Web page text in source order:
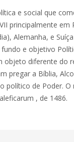
e social que
principalmente em
Alemanha, e
e objetivo
objeto diferente do
pregar a Bíblia,
político de Poder. O
, de 1486.